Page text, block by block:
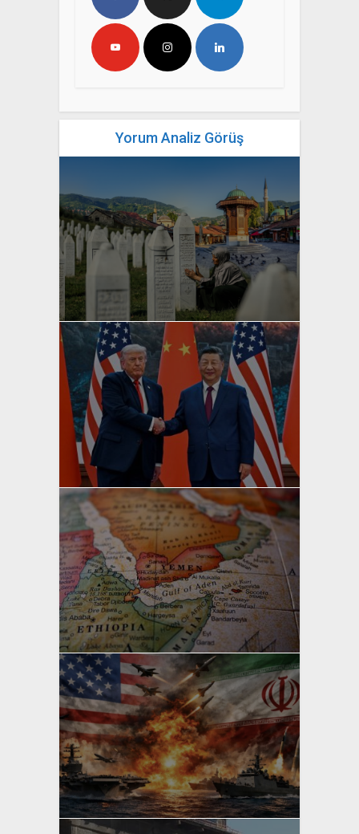
Yorum Analiz Görüş
yazan
Bahri Ak
yazan
Bahri Ak
yazan
Bahri Ak
yazan
Bahri Ak